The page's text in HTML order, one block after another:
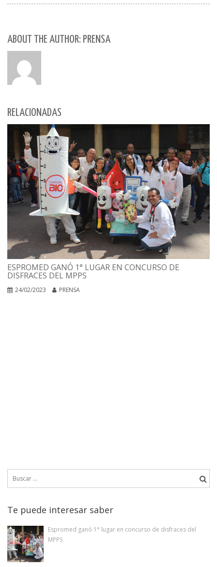
ABOUT THE AUTHOR: PRENSA
RELACIONADAS
ESPROMED GANÓ 1° LUGAR EN CONCURSO DE
DISFRACES DEL MPPS
24/02/2023 PRENSA
Te puede interesar saber
Espromed ganó 1° lugar en concurso de disfraces del
MPPS